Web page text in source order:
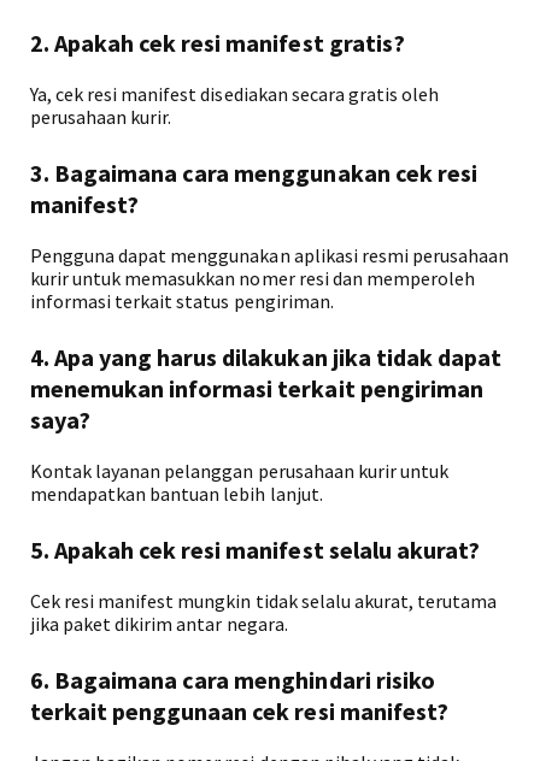
2. Apakah cek resi manifest gratis?
Ya, cek resi manifest disediakan secara gratis oleh
perusahaan kurir.
3. Bagaimana cara menggunakan cek resi
manifest?
Pengguna dapat menggunakan aplikasi resmi perusahaan
kurir untuk memasukkan nomer resi dan memperoleh
informasi terkait status pengiriman.
4. Apa yang harus dilakukan jika tidak dapat
menemukan informasi terkait pengiriman
saya?
Kontak layanan pelanggan perusahaan kurir untuk
mendapatkan bantuan lebih lanjut.
5. Apakah cek resi manifest selalu akurat?
Cek resi manifest mungkin tidak selalu akurat, terutama
jika paket dikirim antar negara.
6. Bagaimana cara menghindari risiko
terkait penggunaan cek resi manifest?